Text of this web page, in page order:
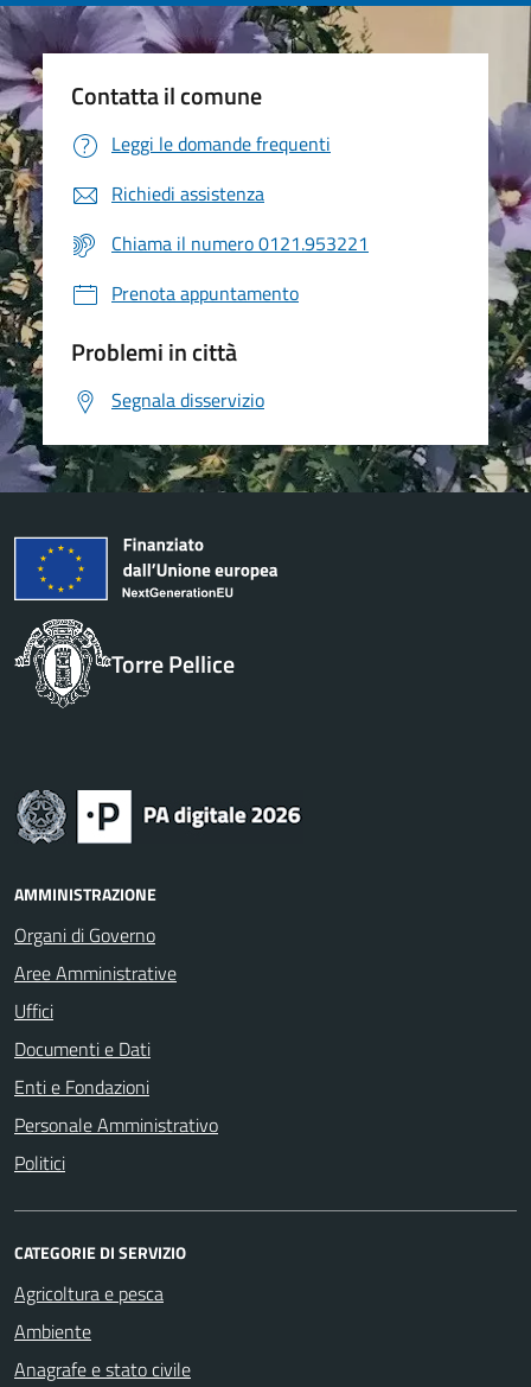
Contatta il comune
Leggi le domande frequenti
Richiedi assistenza
Chiama il numero 0121.953221
Prenota appuntamento
Problemi in città
Segnala disservizio
Torre Pellice
AMMINISTRAZIONE
Organi di Governo
Aree Amministrative
Uffici
Documenti e Dati
Enti e Fondazioni
Personale Amministrativo
Politici
CATEGORIE DI SERVIZIO
Agricoltura e pesca
Ambiente
Anagrafe e stato civile